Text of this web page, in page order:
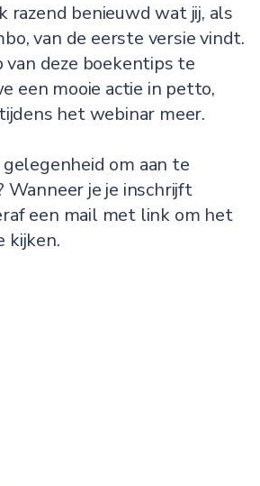
razend benieuwd wat jij, als
van de eerste versie vindt.
van deze boekentips te
een mooie actie in petto,
het webinar meer.
om aan te
Wanneer je je inschrijft
een mail met link om het
kijken.